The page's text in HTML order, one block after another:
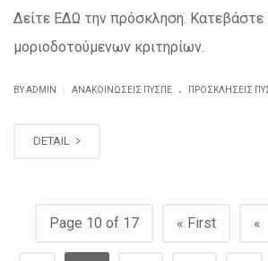
Δείτε ΕΔΩ την πρόσκληση.
μοριοδοτούμενων κριτηρίων.
BY ADMIN ΑΝΑΚΟΙΝΏΣΕΙΣ ΠΥΣΠΕ . ΠΡΟΣΚΛΉΣΕΙΣ
DETAIL
Page 10 of 17 « First «